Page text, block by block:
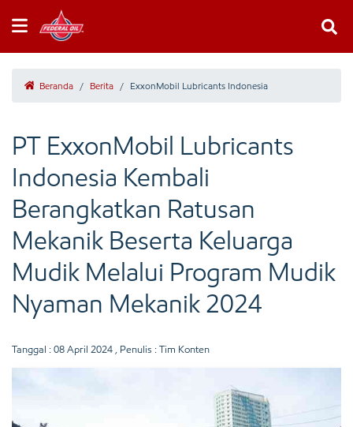
Beranda / Berita / ExxonMobil Lubricants Indonesia
PT ExxonMobil Lubricants
Indonesia Kembali
Berangkatkan Ratusan
Mekanik Beserta Keluarga
Mudik Melalui Program Mudik
Nyaman Mekanik 2024
Tanggal : 08 April 2024 , Penulis : Tim Konten